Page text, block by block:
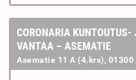
CORONARIA
VANTAA – ASEMATIE
Asematie 11 A (4.krs), 01300